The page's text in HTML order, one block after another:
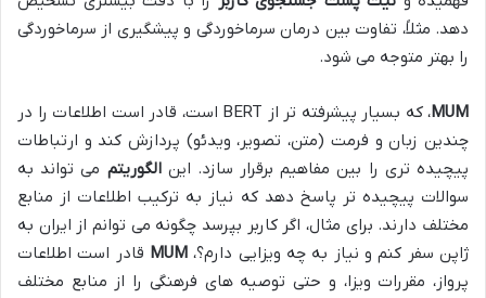
دهد. مثلاً، تفاوت بین درمان سرماخوردگی و پیشگیری از سرماخوردگی
را بهتر متوجه می شود.
MUM
، که بسیار پیشرفته تر از BERT است، قادر است اطلاعات را در
چندین زبان و فرمت (متن، تصویر، ویدئو) پردازش کند و ارتباطات
پیچیده تری را بین مفاهیم برقرار سازد. اینالگوریتم می تواند به
سوالات پیچیده تر پاسخ دهد که نیاز به ترکیب اطلاعات از منابع
مختلف دارند. برای مثال، اگر کاربر بپرسد چگونه می توانم از ایران به
ژاپن سفر کنم و نیاز به چه ویزایی دارم؟، MUM قادر است اطلاعات
پرواز، مقررات ویزا، و حتی توصیه های فرهنگی را از منابع مختلف